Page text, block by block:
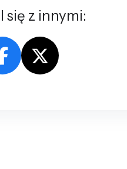
się z innymi: